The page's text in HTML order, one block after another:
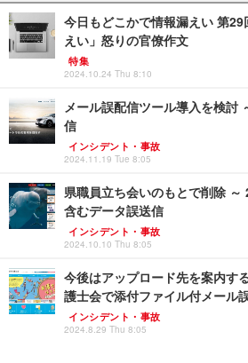
今日もどこかで情報漏えい 第
えい」怒りの官僚作文
特集
2024.10.24 Thu 8:10
メール誤配信ツール導入を検討
信
インシデント・事故
2024.11.19 Tue 8:05
県職員立ち会いのもとで削除
含むデータ誤送信
インシデント・事故
2024.10.10 Thu 8:05
今後はアップロード先を案内す
護士会で添付ファイル付メール
インシデント・事故
2024.8.29 Thu 8:05